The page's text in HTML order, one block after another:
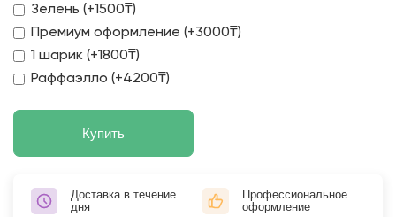
Зелень (+1500₸)
Премиум оформление (+3000₸)
1 шарик (+1800₸)
Раффаэлло (+4200₸)
Купить
Доставка в течение
дня
Профессиональное
оформление